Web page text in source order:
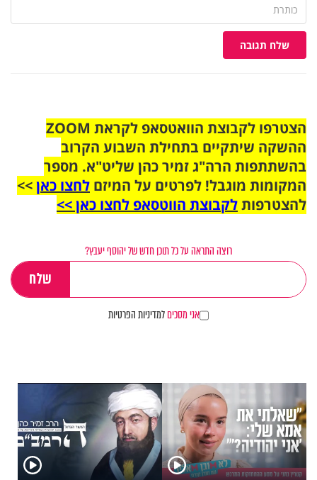
שלח תגובה
הצטרפו לקבוצת הוואטסאפ לקראת ZOOM
ההשקה שיתקיים בתחילת השבוע הקרוב
בהשתתפות הרה"ג זמיר כהן שליט"א. מספר
המקומות מוגבל! לפרטים על המיזם לחצו כאן>>
להצטרפותלקבוצת הווטסאפ לחצו כאן >>
רוצה התראה על כל תוכן חדש של יהוסף יעבץ?
אני מסכיםלמדיניות הפרטיות